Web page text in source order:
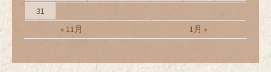
« 11月 1月 »
31